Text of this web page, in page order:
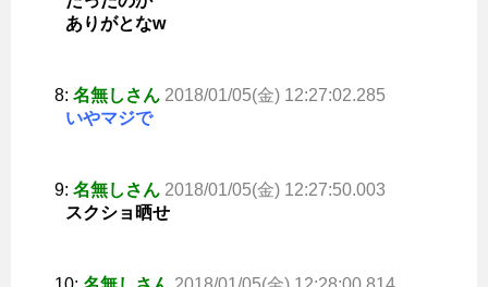
ありがとなw
8: 名無しさん 2018/01/05(金) 12:27:02.285
いやマジで
9: 名無しさん 2018/01/05(金) 12:27:50.003
スクショ晒せ